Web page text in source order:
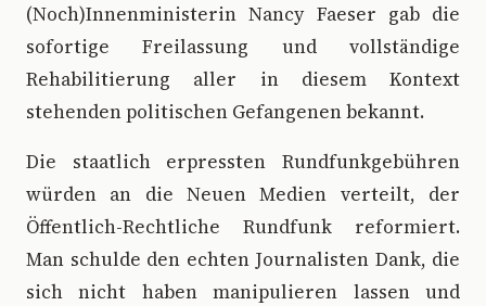
(Noch)Innenministerin Nancy Faeser gab die
sofortige Freilassung und vollständige
Rehabilitierung aller in diesem Kontext
stehenden politischen Gefangenen bekannt.
Die staatlich erpressten Rundfunkgebühren
würden an die Neuen Medien verteilt, der
Öffentlich-Rechtliche Rundfunk reformiert.
Man schulde den echten Journalisten Dank, die
sich nicht haben manipulieren lassen und